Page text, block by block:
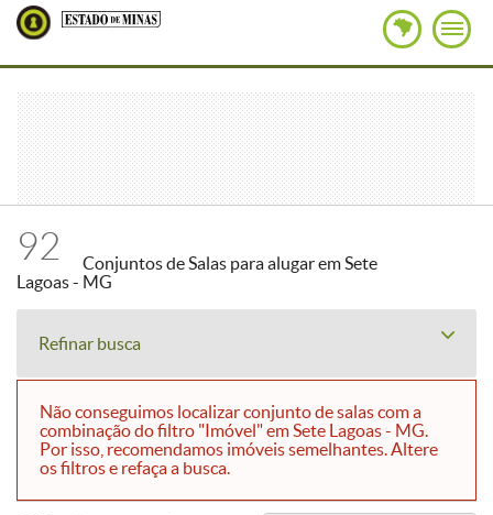
92
Conjuntos de Salas para alugar em Sete
Lagoas - MG
Refinar busca
Não conseguimos localizar conjunto de salas com a
combinação do filtro "Imóvel" em Sete Lagoas - MG.
Por isso, recomendamos imóveis semelhantes. Altere
os filtros e refaça a busca.